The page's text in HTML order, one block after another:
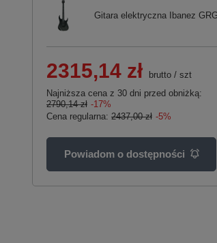
Gitara elektryczna Ibanez
2315,14 zł brutto / szt
Najniższa cena z 30 dni przed obniżką:
2790,14 zł -17%
Cena regularna: 2437,00 zł -5%
Powiadom o dostępności